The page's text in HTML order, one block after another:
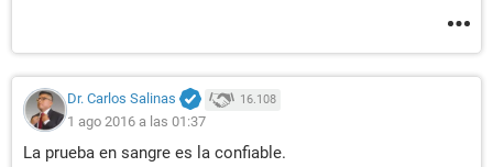
Dr. Carlos Salinas 16.108
1 ago 2016 a las 01:37
La prueba en sangre es la confiable.